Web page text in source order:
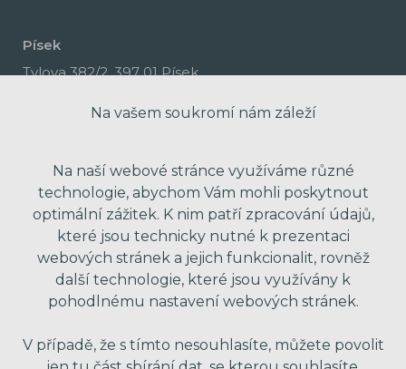
Písek
Tylova 382/2, 397 01 Písek
Na vašem soukromí nám záleží
Na naší webové stránce využíváme různé
technologie, abychom Vám mohli poskytnout
optimální zážitek. K nim patří zpracování údajů,
které jsou technicky nutné k prezentaci
webových stránek a jejich funkcionalit, rovněž
další technologie, které jsou využívány k
pohodlnému nastavení webových stránek.
V případě, že s tímto nesouhlasíte, můžete povolit